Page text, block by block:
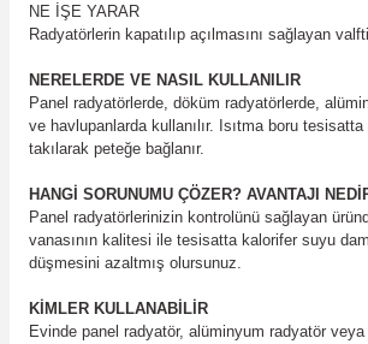
NE İŞE YARAR
Radyatörlerin kapatılıp açılmasını sağlayan
NERELERDE VE NASIL KULLANILIR
Panel radyatörlerde, döküm radyatörlerde,
ve havlupanlarda kullanılır. Isıtma boru
takılarak peteğe bağlanır.
HANGİ SORUNUMU ÇÖZER? AVANTAJI
Panel radyatörlerinizin kontrolünü sağlayan
vanasının kalitesi ile tesisatta kalorifer suyu
düşmesini azaltmış olursunuz.
KİMLER KULLANABİLİR
Evinde panel radyatör, alüminyum radyatör